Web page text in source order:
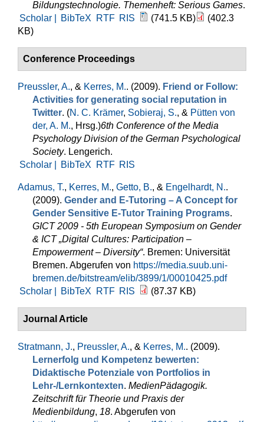
Bildungstechnologie. Themenheft: Serious Games.
Scholar |
BibTeX RTF RIS (741.5 KB)
(402.3
KB)
Conference Proceedings
Preussler, A., & Kerres, M.. (2009). Friend or Follow:
Activities for generating social reputation in
Twitter. (N. C. Krämer, Sobieraj, S., & Pütten von
der, A. M., Hrsg.)6th Conference of the Media
Psychology Division of the German Psychological
Society. Lengerich.
Scholar |
BibTeX RTF RIS
Adamus, T., Kerres, M., Getto, B., & Engelhardt, N..
(2009). Gender and E-Tutoring – A Concept for
Gender Sensitive E-Tutor Training Programs.
GICT 2009 - 5th European Symposium on Gender
& ICT „Digital Cultures: Participation –
Empowerment – Diversity“. Bremen: Universität
Bremen. Abgerufen von https://media.suub.uni-
bremen.de/bitstream/elib/3899/1/00010425.pdf
Scholar |
BibTeX RTF RIS (87.37 KB)
Journal Article
Stratmann, J., Preussler, A., & Kerres, M.. (2009).
Lernerfolg und Kompetenz bewerten:
Didaktische Potenziale von Portfolios in
Lehr-/Lernkontexten. MedienPädagogik.
Zeitschrift für Theorie und Praxis der
Medienbildung, 18. Abgerufen von